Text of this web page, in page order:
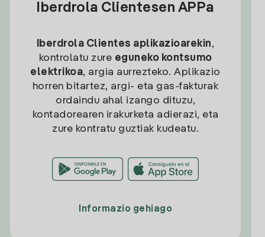
Iberdrola Clientesen APPa
Iberdrola Clientes aplikazioarekin,
kontrolatu zure eguneko kontsumo
elektrikoa, argia aurrezteko. Aplikazio
horren bitartez, argi- eta gas-fakturak
ordaindu ahal izango dituzu,
kontadorearen irakurketa adierazi, eta
zure kontratu guztiak kudeatu.
Informazio gehiago